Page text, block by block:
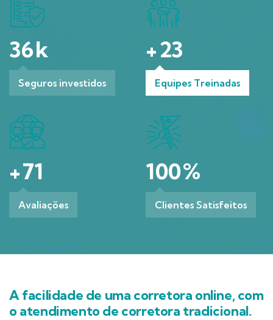
36k
Seguros investidos
+23
Equipes Treinadas
+71
Avaliações
100%
Clientes Satisfeitos
A facilidade de uma corretora online, com
o atendimento de corretora tradicional.